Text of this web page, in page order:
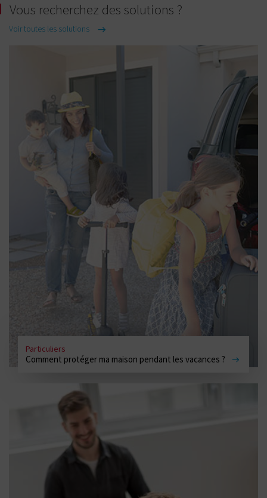
Vous recherchez des solutions ?
Voir toutes les solutions
Particuliers
Comment protéger ma maison pendant les vacances ?